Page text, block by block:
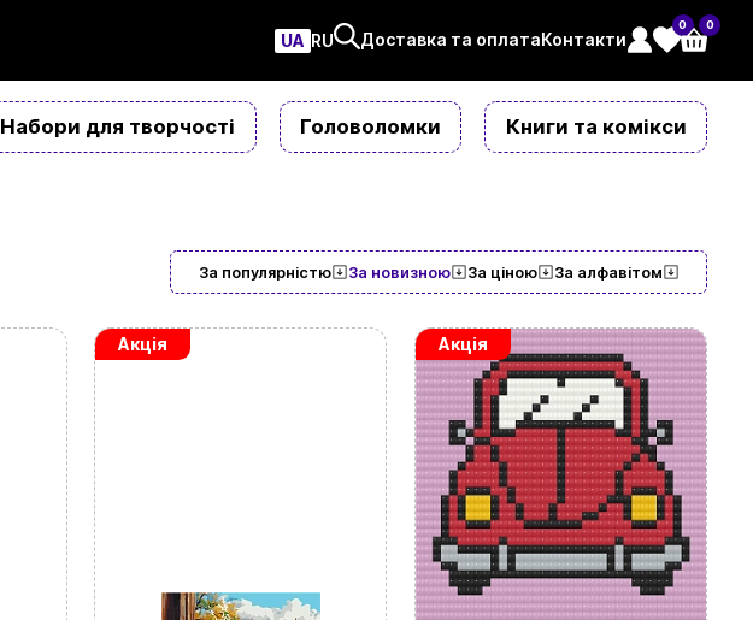
UA ㅤRU Доставка та оплатаКонтакти
0 0
Набори для творчості Головоломки Книги та комікси
За популярністю За новизною За ціною За алфавітом
Акція Акція